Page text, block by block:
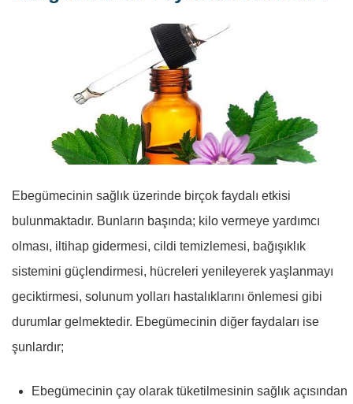
Ebegümecinin sağlık üzerinde birçok faydalı etkisi
bulunmaktadır. Bunların başında; kilo vermeye yardımcı
olması, iltihap gidermesi, cildi temizlemesi, bağışıklık
sistemini güçlendirmesi, hücreleri yenileyerek yaşlanmayı
geciktirmesi, solunum yolları hastalıklarını önlemesi gibi
durumlar gelmektedir. Ebegümecinin diğer faydaları ise
şunlardır;
Ebegümecinin çay olarak tüketilmesinin sağlık açısından